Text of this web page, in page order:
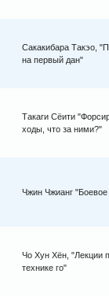
Сакакибара Такэо,
на первый дан"
Такаги Сёити
ходы, что за ними?"
Чжин Чжианг "Боевое
Чо Хун Хён, "Лекции
технике го"